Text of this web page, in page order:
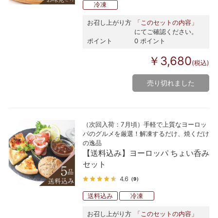
冷凍
お召し上がり方
「このセットの内容」
にてご確認ください。
ポイント
0 ポイント
￥3,680(税込)
売り切れました
（次回入荷：7月頃）手軽で上質なヨーロッ
パのグルメを厳選！解凍するだけ、焼くだけ
の逸品
【送料込み】ヨーロッパ ちょい呑み
セット
4.6 （9）
送料込み 冷凍
お召し上がり方
「このセットの内容」